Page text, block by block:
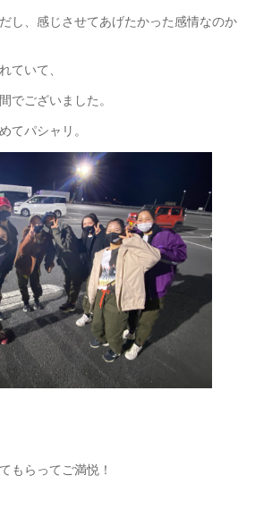
し、感じさせてあげたかった感情なのか
ていて、
でございました。
てパシャリ。
もらってご満悦！